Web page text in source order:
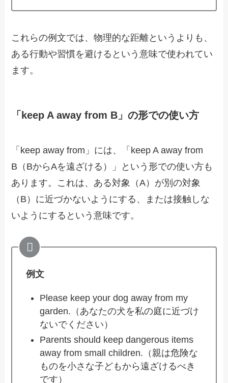
これらの例文では、物理的な距離というよりも、
ある行動や習慣を避けるという意味で使われてい
ます。
「keep A away from B」の形での使い方
「keep away from」には、「keep A away from
B（BからAを遠ざける）」という形での使い方も
あります。これは、ある対象（A）が別の対象
（B）に近づかないようにする、または接触しな
いようにするという意味です。
例文
Please keep your dog away from my
garden.（あなたの犬を私の庭に近づけ
ないでください）
Parents should keep dangerous items
away from small children.（親は危険な
ものを小さな子どもから遠ざけるべき
です）